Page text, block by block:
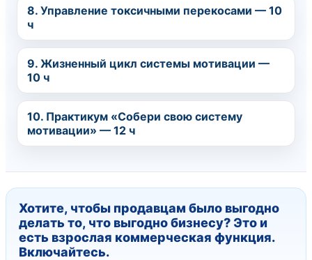
8. Управление токсичными перекосами — 10
ч
9. Жизненный цикл системы мотивации —
10 ч
10. Практикум «Собери свою систему
мотивации» — 12 ч
Хотите, чтобы продавцам было выгодно
делать то, что выгодно бизнесу? Это и
есть взрослая коммерческая функция.
Включайтесь.